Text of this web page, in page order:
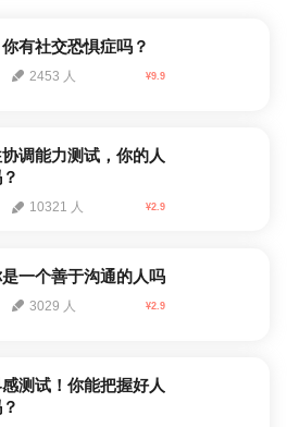
有社交恐惧症吗？
2453 人 ¥9.9
调能力测试，你的人
10321 人 ¥2.9
一个善于沟通的人吗
3029 人 ¥2.9
测试！你能把握好人